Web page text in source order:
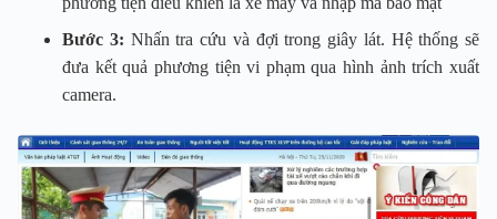
Bước 3: Nhấn tra cứu và đợi trong giây lát. Hệ thống sẽ
đưa kết quả phương tiện vi phạm qua hình ảnh trích xuất
camera.